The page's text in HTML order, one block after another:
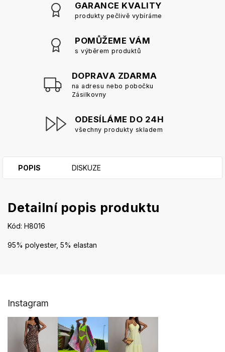
GARANCE KVALITY
produkty pečlivě vybíráme
POMŮŽEME VÁM
s výběrem produktů
DOPRAVA ZDARMA
na adresu nebo pobočku
Zásilkovny
ODESÍLÁME DO 24H
všechny produkty skladem
POPIS DISKUZE
Detailní popis produktu
Kód: H8016
95% polyester, 5% elastan
Instagram